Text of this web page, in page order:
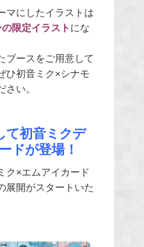
マにしたイラストは
限定イラストにな
ブースをご用意して
ひ初音ミク×シナモ
い。
て初音ミクデ
ドが登場！
ク×エムアイカード
展開がスタートいた